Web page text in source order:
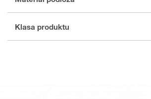
Klasa produktu